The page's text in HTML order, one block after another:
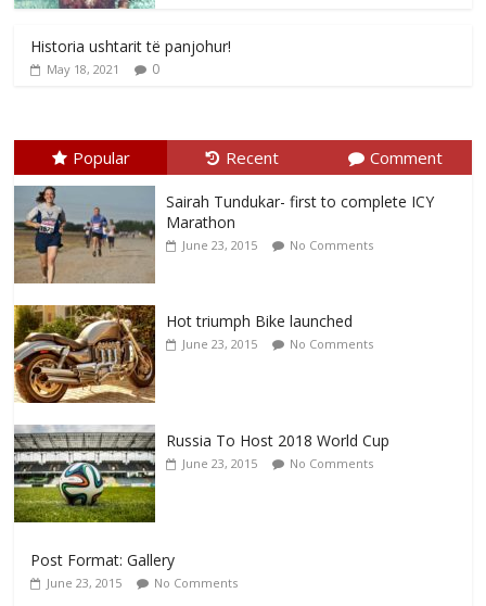
Historia ushtarit të panjohur!
May 18, 2021 0
Popular Recent Comment
Sairah Tundukar- first to complete ICY
Marathon
June 23, 2015 No Comments
Hot triumph Bike launched
June 23, 2015 No Comments
Russia To Host 2018 World Cup
June 23, 2015 No Comments
Post Format: Gallery
June 23, 2015 No Comments